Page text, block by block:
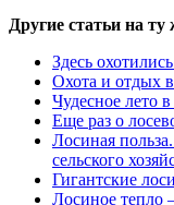
Другие статьи на ту
Здесь
Охота и отдых в
Чудесное лето
Еще раз о
Лосиная
сельского
Гигантские
Лосиное тепло